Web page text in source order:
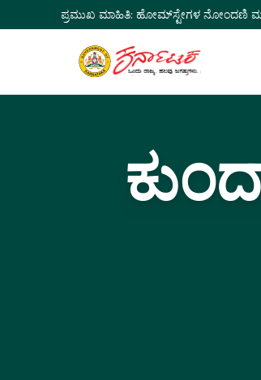
ಪ್ರಮುಖ ಮಾಹಿತಿ: ಹೋಮ್‌ಸ್ಟೇಗಳ ನೋಂದಣಿ